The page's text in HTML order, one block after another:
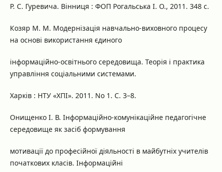
Р. С. Гуревича. Вінниця : ФОП Рогальська І. О., 2011. 348 с.
Козяр М. М. Модернізація навчально-виховного процесу
на основі використання єдиного
інформаційно-освітнього середовища. Теорія і практика
управління соціальними системами.
Харків : НТУ «ХПІ». 2011. No 1. С. 3–8.
Онищенко І. В. Інформаційно-комунікаційне педагогічне
середовище як засіб формування
мотивації до професійної діяльності в майбутніх учителів
початкових класів. Інформаційні